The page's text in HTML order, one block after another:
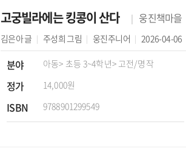
고궁빌라에는 킹콩이 산다 웅진책마을
김은아글 주성희그림 웅진주니어 2026-04-06
분야 아동> 초등 3~4학년> 고전/명작
정가 14,000원
ISBN 9788901299549